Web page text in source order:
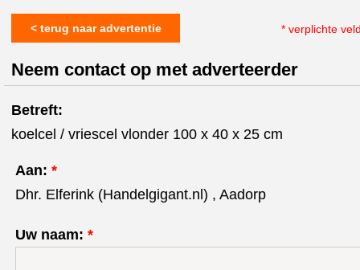
< terug naar advertentie * verplichte
Neem contact op met adverteerder
Betreft:
koelcel / vriescel vlonder 100 x 40 x 25 cm
Aan: *
Dhr. Elferink (Handelgigant.nl) , Aadorp
Uw naam: *